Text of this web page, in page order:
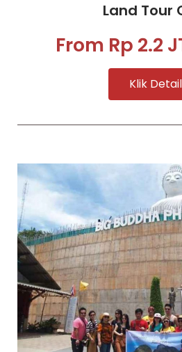
Land Tour
From Rp 2.2
Klik Detail